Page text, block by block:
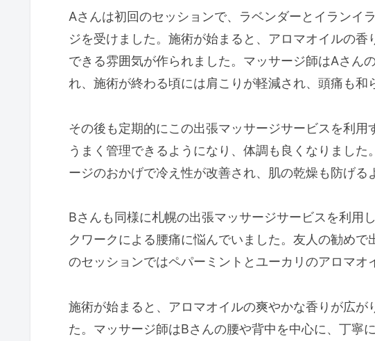
Aさんは初回のセッションで、ラベンダーとイランイ
ジを受けました。施術が始まると、アロマオイルの
できる雰囲気が作られました。マッサージ師はAさん
れ、施術が終わる頃には肩こりが軽減され、頭痛も和
その後も定期的にこの出張マッサージサービスを利
うまく管理できるようになり、体調も良くなりまし
ージのおかげで冷え性が改善され、肌の乾燥も防げる
Bさんも同様に札幌の出張マッサージサービスを利用
クワークによる腰痛に悩んでいました。友人の勧めで
のセッションではペパーミントとユーカリのアロマオ
施術が始まると、アロマオイルの爽やかな香りが広が
た。マッサージ師はBさんの腰や背中を中心に、丁寧